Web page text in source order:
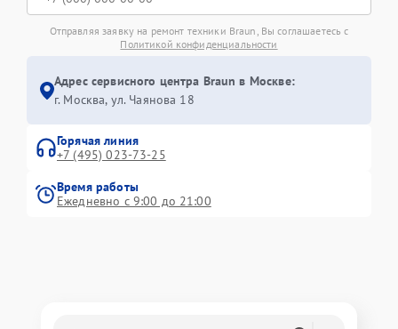
Отправляя заявку на ремонт техники Braun, Вы соглашаетесь с
Политикой конфиденциальности
Адрес сервисного центра Braun в Москве:
г. Москва, ул. Чаянова 18
Горячая линия
+7 (495) 023-73-25
Время работы
Ежедневно с 9:00 до 21:00